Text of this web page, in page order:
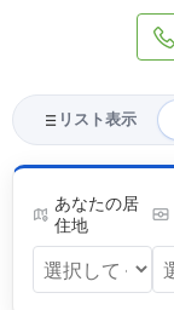
リスト表示
あなたの居
住地